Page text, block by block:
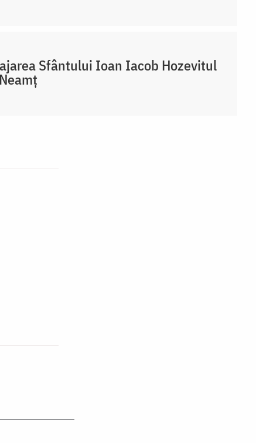
Sfântului Ioan Iacob Hozevitul